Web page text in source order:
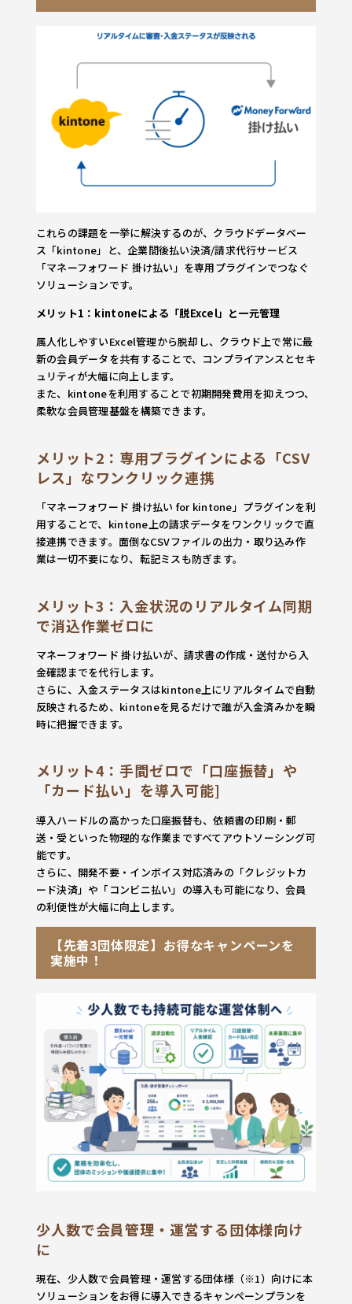
これらの課題を一挙に解決するのが、クラウドデータベー
ス「kintone」と、企業間後払い決済/請求代行サービス
「マネーフォワード 掛け払い」を専用プラグインでつなぐ
ソリューションです。
メリット1：kintoneによる「脱Excel」と一元管理
属人化しやすいExcel管理から脱却し、クラウド上で常に最
新の会員データを共有することで、コンプライアンスとセキ
ュリティが大幅に向上します。
また、kintoneを利用することで初期開発費用を抑えつつ、
柔軟な会員管理基盤を構築できます。
メリット2：専用プラグインによる「CSV
レス」なワンクリック連携
「マネーフォワード 掛け払い for kintone」プラグインを利
用することで、kintone上の請求データをワンクリックで直
接連携できます。面倒なCSVファイルの出力・取り込み作
業は一切不要になり、転記ミスも防ぎます。
メリット3：入金状況のリアルタイム同期
で消込作業ゼロに
マネーフォワード 掛け払いが、請求書の作成・送付から入
金確認までを代行します。
さらに、入金ステータスはkintone上にリアルタイムで自動
反映されるため、kintoneを見るだけで誰が入金済みかを瞬
時に把握できます。
メリット4：手間ゼロで「口座振替」や
「カード払い」を導入可能]
導入ハードルの高かった口座振替も、依頼書の印刷・郵
送・受といった物理的な作業まですべてアウトソーシング可
能です。
さらに、開発不要・インボイス対応済みの「クレジットカ
ード決済」や「コンビニ払い」の導入も可能になり、会員
の利便性が大幅に向上します。
【先着3団体限定】お得なキャンペーンを
実施中！
少人数で会員管理・運営する団体様向け
に
現在、少人数で会員管理・運営する団体様（※1） 向けに本
ソリューションをお得に導入できるキャンペーンプランを